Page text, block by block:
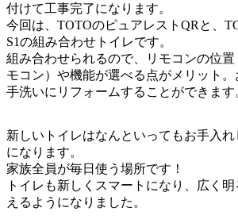
付けて工事完了になります。
今回は、TOTOのピュアレストQRと、
S1の組み合わせトイレです。
組み合わせられるので、リモコンの位置
モコン）や機能が選べる点がメリット
手洗いにリフォームすることができます
新しいトイレはなんといってもお手入
になります。
家族全員が毎日使う場所です！
トイレも新しくスマートになり、広く
えるようになりました。